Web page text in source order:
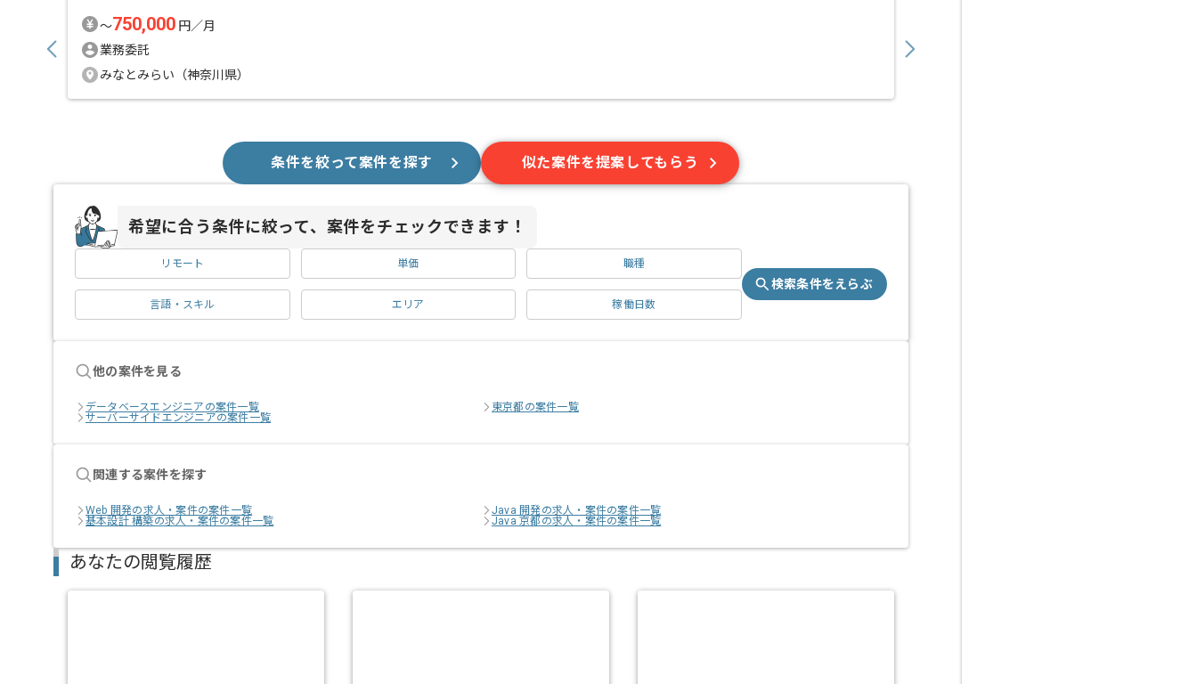
〜750,000 円／月
業務委託
みなとみらい（神奈川県）
条件を絞って案件を探す 似た案件を提案してもらう
希望に合う条件に絞って、案件をチェックできます！
リモート 単価 職種
言語・スキル エリア 稼働日数
検索条件をえらぶ
他の案件を見る
データベースエンジニアの案件一覧
東京都の案件一覧
サーバーサイドエンジニアの案件一覧
関連する案件を探す
Web 開発の求人・案件の案件一覧
Java 開発の求人・案件の案件一覧
基本設計 構築の求人・案件の案件一覧
Java 京都の求人・案件の案件一覧
あなたの閲覧履歴